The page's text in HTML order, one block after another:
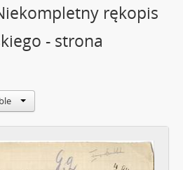
rękopis
- strona